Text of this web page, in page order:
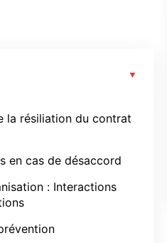
la résiliation du contrat
en cas de désaccord
: Interactions